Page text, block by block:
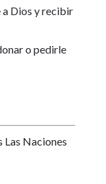
a Dios y recibir
o pedirle
Naciones